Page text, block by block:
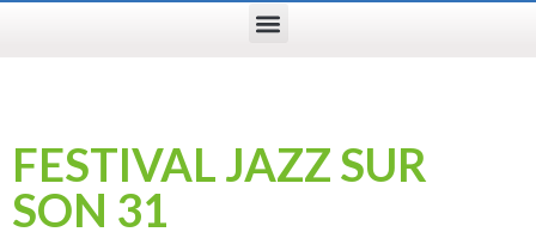
FESTIVAL JAZZ SUR
SON 31